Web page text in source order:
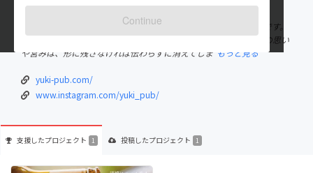
Continue
出身国：日本 出身地：高知県
2024年4月に高知市で開業した“ひとり出版社”（代表：山本仁）です。
目標は「人の思いや地域の文化を残し、伝える」。今を生きる人の思い
や営みは、形に残さなければ伝わらずに消えてしま もっと見る
yuki-pub.com/
www.instagram.com/yuki_pub/
支援したプロジェクト 1 投稿したプロジェクト 1